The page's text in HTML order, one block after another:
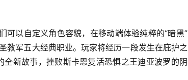
以自定义角色容貌，在移动端体验纯粹的“暗黑”
教军五大经典职业。玩家将经历一段发生在庇护之
新故事，挫败斯卡恩复活恐惧之王迪亚波罗的阴